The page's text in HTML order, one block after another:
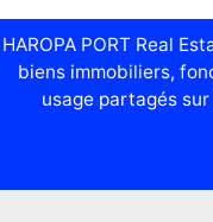
HAROPA PORT Real
biens immobiliers,
usage partagés